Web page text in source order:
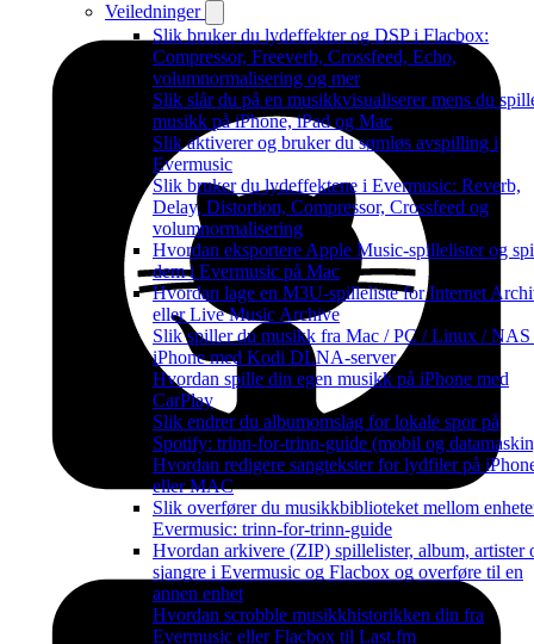
Veiledninger
Slik bruker du lydeffekter og DSP i Flacbox:
Compressor, Freeverb, Crossfeed, Echo,
volumnormalisering og mer
Slik slår du på en musikkvisualiserer mens du
musikk på iPhone, iPad og Mac
Slik aktiverer og bruker du sømløs avspilling i
Evermusic
Slik bruker du lydeffektene i Evermusic: Reverb,
Delay, Distortion, Compressor, Crossfeed og
volumnormalisering
Hvordan eksportere Apple Music-spillelister og
dem i Evermusic på Mac
Hvordan lage en M3U-spilleliste for Internet
eller Live Music Archive
Slik spiller du musikk fra Mac / PC / Linux / NAS
iPhone med Kodi DLNA-server
Hvordan spille din egen musikk på iPhone med
CarPlay
Slik endrer du albumomslag for lokale spor på
Spotify: trinn-for-trinn-guide (mobil og
Hvordan redigere sangtekster for lydfiler på
eller MAC
Slik overfører du musikkbiblioteket mellom
Evermusic: trinn-for-trinn-guide
Hvordan arkivere (ZIP) spillelister, album, artister
sjangre i Evermusic og Flacbox og overføre til en
annen enhet
Hvordan scrobble musikkhistorikken din fra
Evermusic eller Flacbox til Last.fm